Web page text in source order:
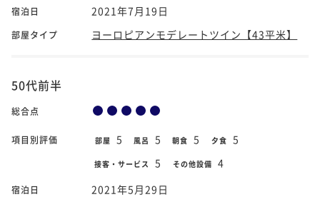
宿泊日 2021年7月19日
部屋タイプ ヨーロピアンモデレートツイン【43平米】
50代前半
総合点
項目別評価 部屋 5 風呂 5 朝食 5 夕食 5
接客・サービス 5 その他設備 4
宿泊日 2021年5月29日